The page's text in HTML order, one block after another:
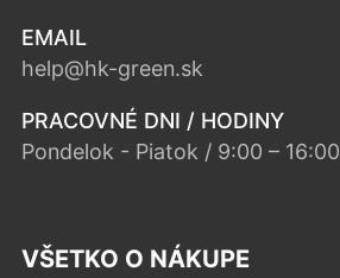
EMAIL
help@hk-green.sk
PRACOVNÉ DNI / HODINY
Pondelok - Piatok / 9:00 – 16:00
VŠETKO O NÁKUPE